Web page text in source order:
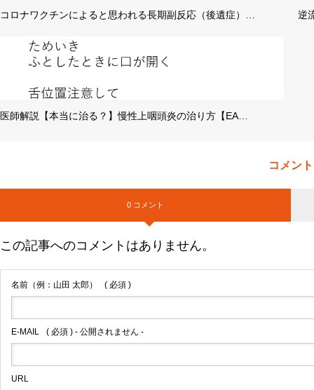
コロナワクチンによると思われる長期副反応（後遺症）… 逆
医師解説【本当に治る？】慢性上咽頭炎の治り方【EA…
コメント
0 コメント
この記事へのコメントはありません。
名前（例：山田 太郎） ( 必須 )
E-MAIL ( 必須 ) - 公開されません -
URL